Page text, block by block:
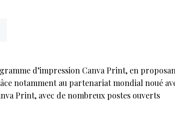
d’impression Canva Print, en
notamment au partenariat mondial noué
Print, avec de nombreux postes ouverts